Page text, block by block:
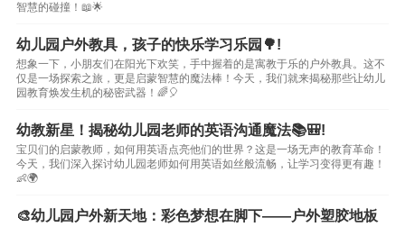
智慧的碰撞！📖🌟
幼儿园户外教具，孩子的快乐学习乐园🌳!
想象一下，小朋友们在阳光下欢笑，手中握着的是寓教于乐的户外教具。这不
仅是一场探索之旅，更是启蒙智慧的魔法棒！今天，我们就来揭秘那些让幼儿
园教育焕发生机的秘密武器！🌈🎈
幼教新星！揭秘幼儿园老师的英语沟通魔法📚🎒!
宝贝们的启蒙教师，如何用英语点亮他们的世界？这是一场无声的教育革命！
今天，我们深入探讨幼儿园老师如何用英语如丝般流畅，让学习变得更有趣！
👶🌍
🎨幼儿园户外新天地：彩色梦想在脚下——户外塑胶地板